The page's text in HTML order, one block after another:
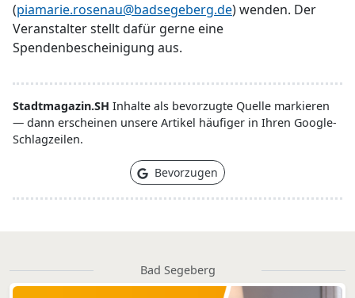
(piamarie.rosenau@badsegeberg.de) wenden. Der
Veranstalter stellt dafür gerne eine
Spendenbescheinigung aus.
Stadtmagazin.SH Inhalte als bevorzugte Quelle markieren
— dann erscheinen unsere Artikel häufiger in Ihren Google-
Schlagzeilen.
Bevorzugen
Bad Segeberg